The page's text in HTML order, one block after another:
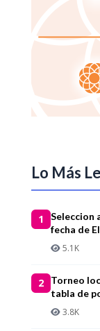
Lo Más
1
Seleccion
fecha de
5.1K
2
Torneo
tabla de
3.8K